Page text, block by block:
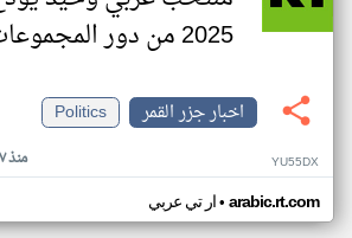
2025 من دور المجموعات
اخبار جزر القمر
Politics
منذ ٧ أشهر YU55DX
ار تي عربي• arabic.rt.com